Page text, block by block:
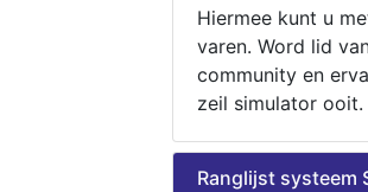
Hiermee kunt u
varen. Word lid
community en
zeil simulator ooit.
Ranglijst systeem